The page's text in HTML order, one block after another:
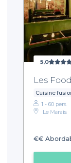
5,0
Les
Cuisine
1 - 60 pers.
Le Marais
€€